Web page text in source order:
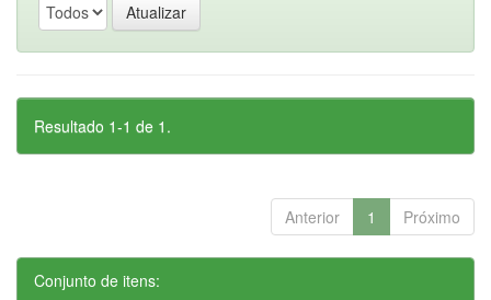
Resultado 1-1 de 1.
Anterior 1 Próximo
Conjunto de itens: